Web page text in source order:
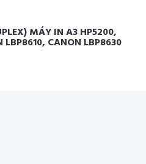
MÁY IN A3 HP5200,
CANON LBP8630